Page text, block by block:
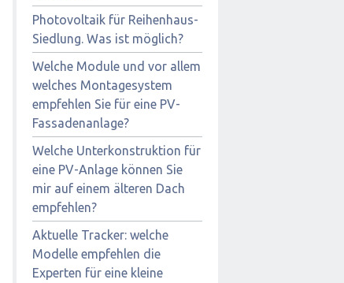
Photovoltaik für Reihenhaus-
Siedlung. Was ist möglich?
Welche Module und vor allem
welches Montagesystem
empfehlen Sie für eine PV-
Fassadenanlage?
Welche Unterkonstruktion für
eine PV-Anlage können Sie
mir auf einem älteren Dach
empfehlen?
Aktuelle Tracker: welche
Modelle empfehlen die
Experten für eine kleine